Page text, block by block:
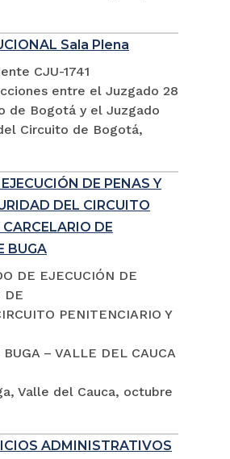
Sala Plena
CJU-1741
entre el Juzgado 28
de Bogotá y el Juzgado
Circuito de Bogotá,
DE PENAS Y
DEL CIRCUITO
DE
BUGA
DE EJECUCIÓN DE
DE
PENITENCIARIO Y
– VALLE DEL CAUCA
Valle del Cauca, octubre
ADMINISTRATIVOS